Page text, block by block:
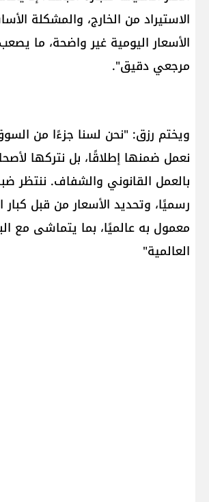
الاستيراد من الخارج، والمشكلة
الأسعار اليومية غير واضحة، ما
مرجعي دقيق".
ويختم رزق: "نحن لسنا جزءًا من
نعمل ضمنها إطلاقًا، بل نتركها
بالعمل القانوني والشفاف. ننتظر
رسميًا، وتحديد الأسعار من قبل كبار
معمول به عالميًا، بما يتماشى مع
العالمية"